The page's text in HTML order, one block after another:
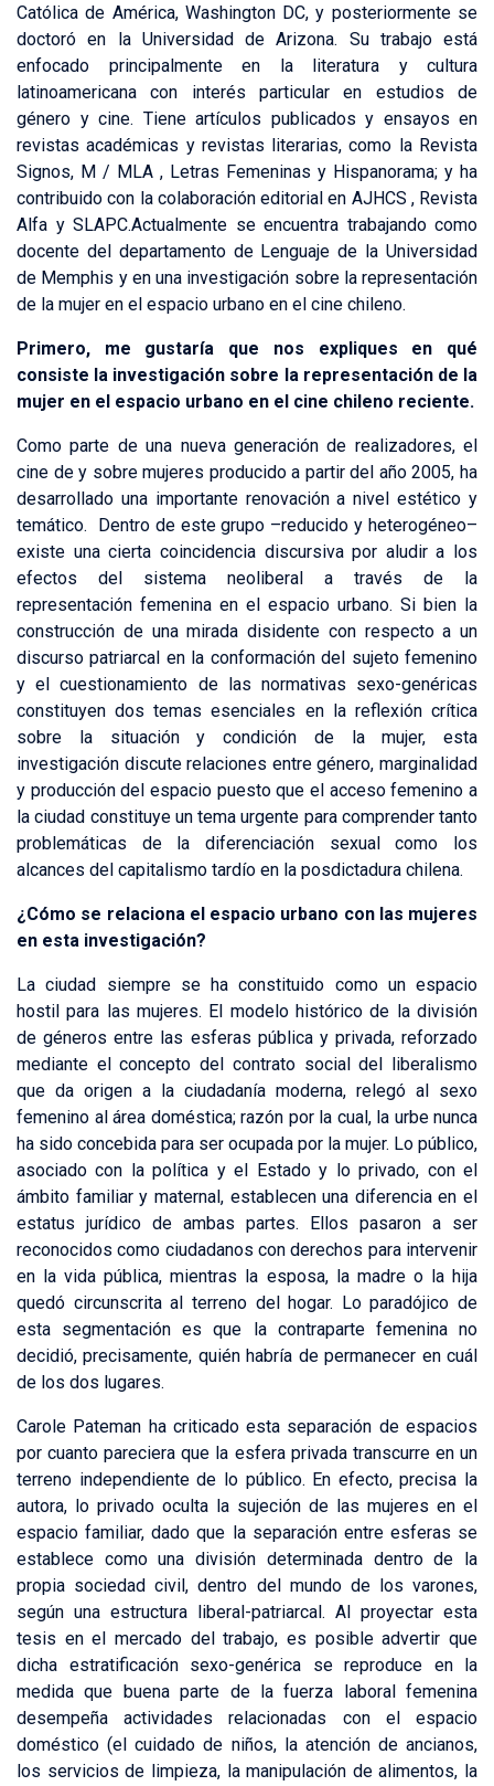
Católica de América, Washington DC, y posteriormente se
doctoró en la Universidad de Arizona. Su trabajo está
enfocado principalmente en la literatura y cultura
latinoamericana con interés particular en estudios de
género y cine. Tiene artículos publicados y ensayos en
revistas académicas y revistas literarias, como la Revista
Signos, M / MLA , Letras Femeninas y Hispanorama; y ha
contribuido con la colaboración editorial en AJHCS , Revista
Alfa y SLAPC.Actualmente se encuentra trabajando como
docente del departamento de Lenguaje de la Universidad
de Memphis y en una investigación sobre la representación
de la mujer en el espacio urbano en el cine chileno.
Primero, me gustaría que nos expliques en qué
consiste la investigación sobre la representación de la
mujer en el espacio urbano en el cine chileno reciente.
Como parte de una nueva generación de realizadores, el
cine de y sobre mujeres producido a partir del año 2005, ha
desarrollado una importante renovación a nivel estético y
temático. Dentro de este grupo –reducido y heterogéneo–
existe una cierta coincidencia discursiva por aludir a los
efectos del sistema neoliberal a través de la
representación femenina en el espacio urbano. Si bien la
construcción de una mirada disidente con respecto a un
discurso patriarcal en la conformación del sujeto femenino
y el cuestionamiento de las normativas sexo-genéricas
constituyen dos temas esenciales en la reflexión crítica
sobre la situación y condición de la mujer, esta
investigación discute relaciones entre género, marginalidad
y producción del espacio puesto que el acceso femenino a
la ciudad constituye un tema urgente para comprender tanto
problemáticas de la diferenciación sexual como los
alcances del capitalismo tardío en la posdictadura chilena.
¿Cómo se relaciona el espacio urbano con las mujeres
en esta investigación?
La ciudad siempre se ha constituido como un espacio
hostil para las mujeres. El modelo histórico de la división
de géneros entre las esferas pública y privada, reforzado
mediante el concepto del contrato social del liberalismo
que da origen a la ciudadanía moderna, relegó al sexo
femenino al área doméstica; razón por la cual, la urbe nunca
ha sido concebida para ser ocupada por la mujer. Lo público,
asociado con la política y el Estado y lo privado, con el
ámbito familiar y maternal, establecen una diferencia en el
estatus jurídico de ambas partes. Ellos pasaron a ser
reconocidos como ciudadanos con derechos para intervenir
en la vida pública, mientras la esposa, la madre o la hija
quedó circunscrita al terreno del hogar. Lo paradójico de
esta segmentación es que la contraparte femenina no
decidió, precisamente, quién habría de permanecer en cuál
de los dos lugares.
Carole Pateman ha criticado esta separación de espacios
por cuanto pareciera que la esfera privada transcurre en un
terreno independiente de lo público. En efecto, precisa la
autora, lo privado oculta la sujeción de las mujeres en el
espacio familiar, dado que la separación entre esferas se
establece como una división determinada dentro de la
propia sociedad civil, dentro del mundo de los varones,
según una estructura liberal-patriarcal. Al proyectar esta
tesis en el mercado del trabajo, es posible advertir que
dicha estratificación sexo-genérica se reproduce en la
medida que buena parte de la fuerza laboral femenina
desempeña actividades relacionadas con el espacio
doméstico (el cuidado de niños, la atención de ancianos,
los servicios de limpieza, la manipulación de alimentos, la